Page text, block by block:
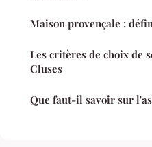
Maison provençale :
Les critères de choix de
Cluses
Que faut-il savoir sur